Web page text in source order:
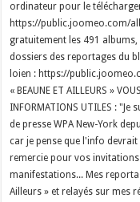
ordinateur pour le
https://public.joomeo.com/
gratuitement les 491
dossiers des reportages du
loien : https://
« BEAUNE ET AILLEURS »
INFORMATIONS UTILES :
de presse WPA New-York
car je pense que l'info
remercie pour vos
manifestations... Mes
Ailleurs » et relayés sur mes